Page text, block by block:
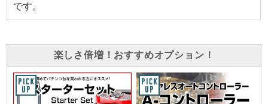
です。
楽しさ倍増！おすすめオプション！